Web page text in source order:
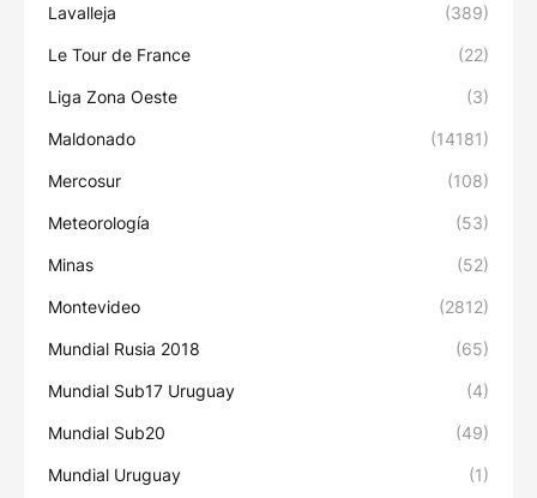
Lavalleja (389)
Le Tour de France (22)
Liga Zona Oeste (3)
Maldonado (14181)
Mercosur (108)
Meteorología (53)
Minas (52)
Montevideo (2812)
Mundial Rusia 2018 (65)
Mundial Sub17 Uruguay (4)
Mundial Sub20 (49)
Mundial Uruguay (1)